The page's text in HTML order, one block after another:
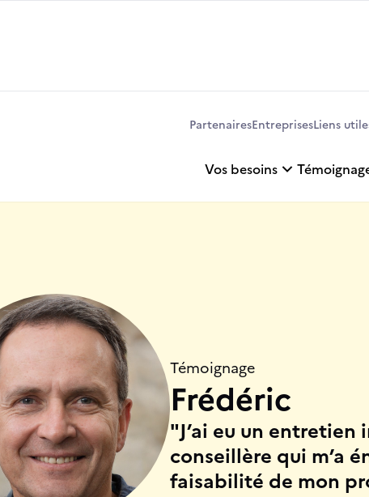
PartenairesEntreprisesLiens
Vos besoins
Témoignage
Frédéric
"J’ai eu un
conseillère qui m’a
faisabilité de mon